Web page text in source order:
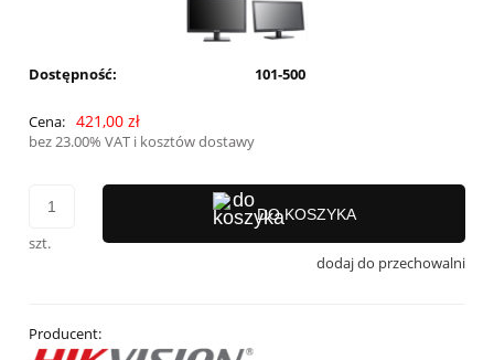
Dostępność: 101-500
Cena: 421,00 zł
bez 23.00% VAT i kosztów dostawy
szt.
DO KOSZYKA
dodaj do przechowalni
Producent: